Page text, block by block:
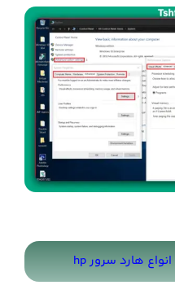
انواع هارد سرور hp